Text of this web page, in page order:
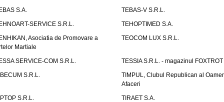
S.A.
TEBAS-V S.R.L.
SERVICE S.R.L.
TEHOPTIMED S.A.
Asociatia de Promovare a
Martiale
TEOCOM LUX S.R.L.
SERVICE-COM S.R.L.
TESSIA S.R.L. - magazinul FOXTROT
S.R.L.
TIMPUL, Clubul Republican al
Afaceri
S.R.L.
TIRAET S.A.